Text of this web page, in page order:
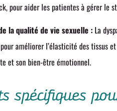
pour aider les patientes à gérer le
la qualité de vie sexuelle : La
améliorer l’élasticité des tissus
et son bien-être émotionnel.
spécifiques